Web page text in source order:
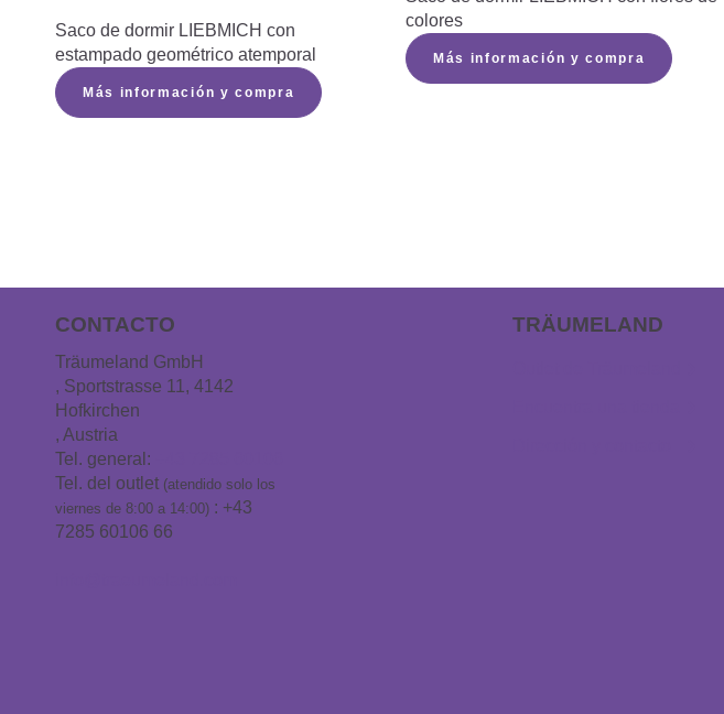
Saco de dormir LIEBMICH con
estampado geométrico atemporal
Más información y compra
colores
Más información y compra
CONTACTO
Träumeland GmbH
, Sportstrasse 11, 4142
Hofkirchen
, Austria
Tel. general:
Tel. del outlet (atendido solo los
viernes de 8:00 a 14:00) : +43
7285 60106 66
TRÄUMELAND